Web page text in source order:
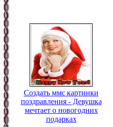
Создать ммс картинки
поздравления - Девушка
мечтает о новогодних
подарках